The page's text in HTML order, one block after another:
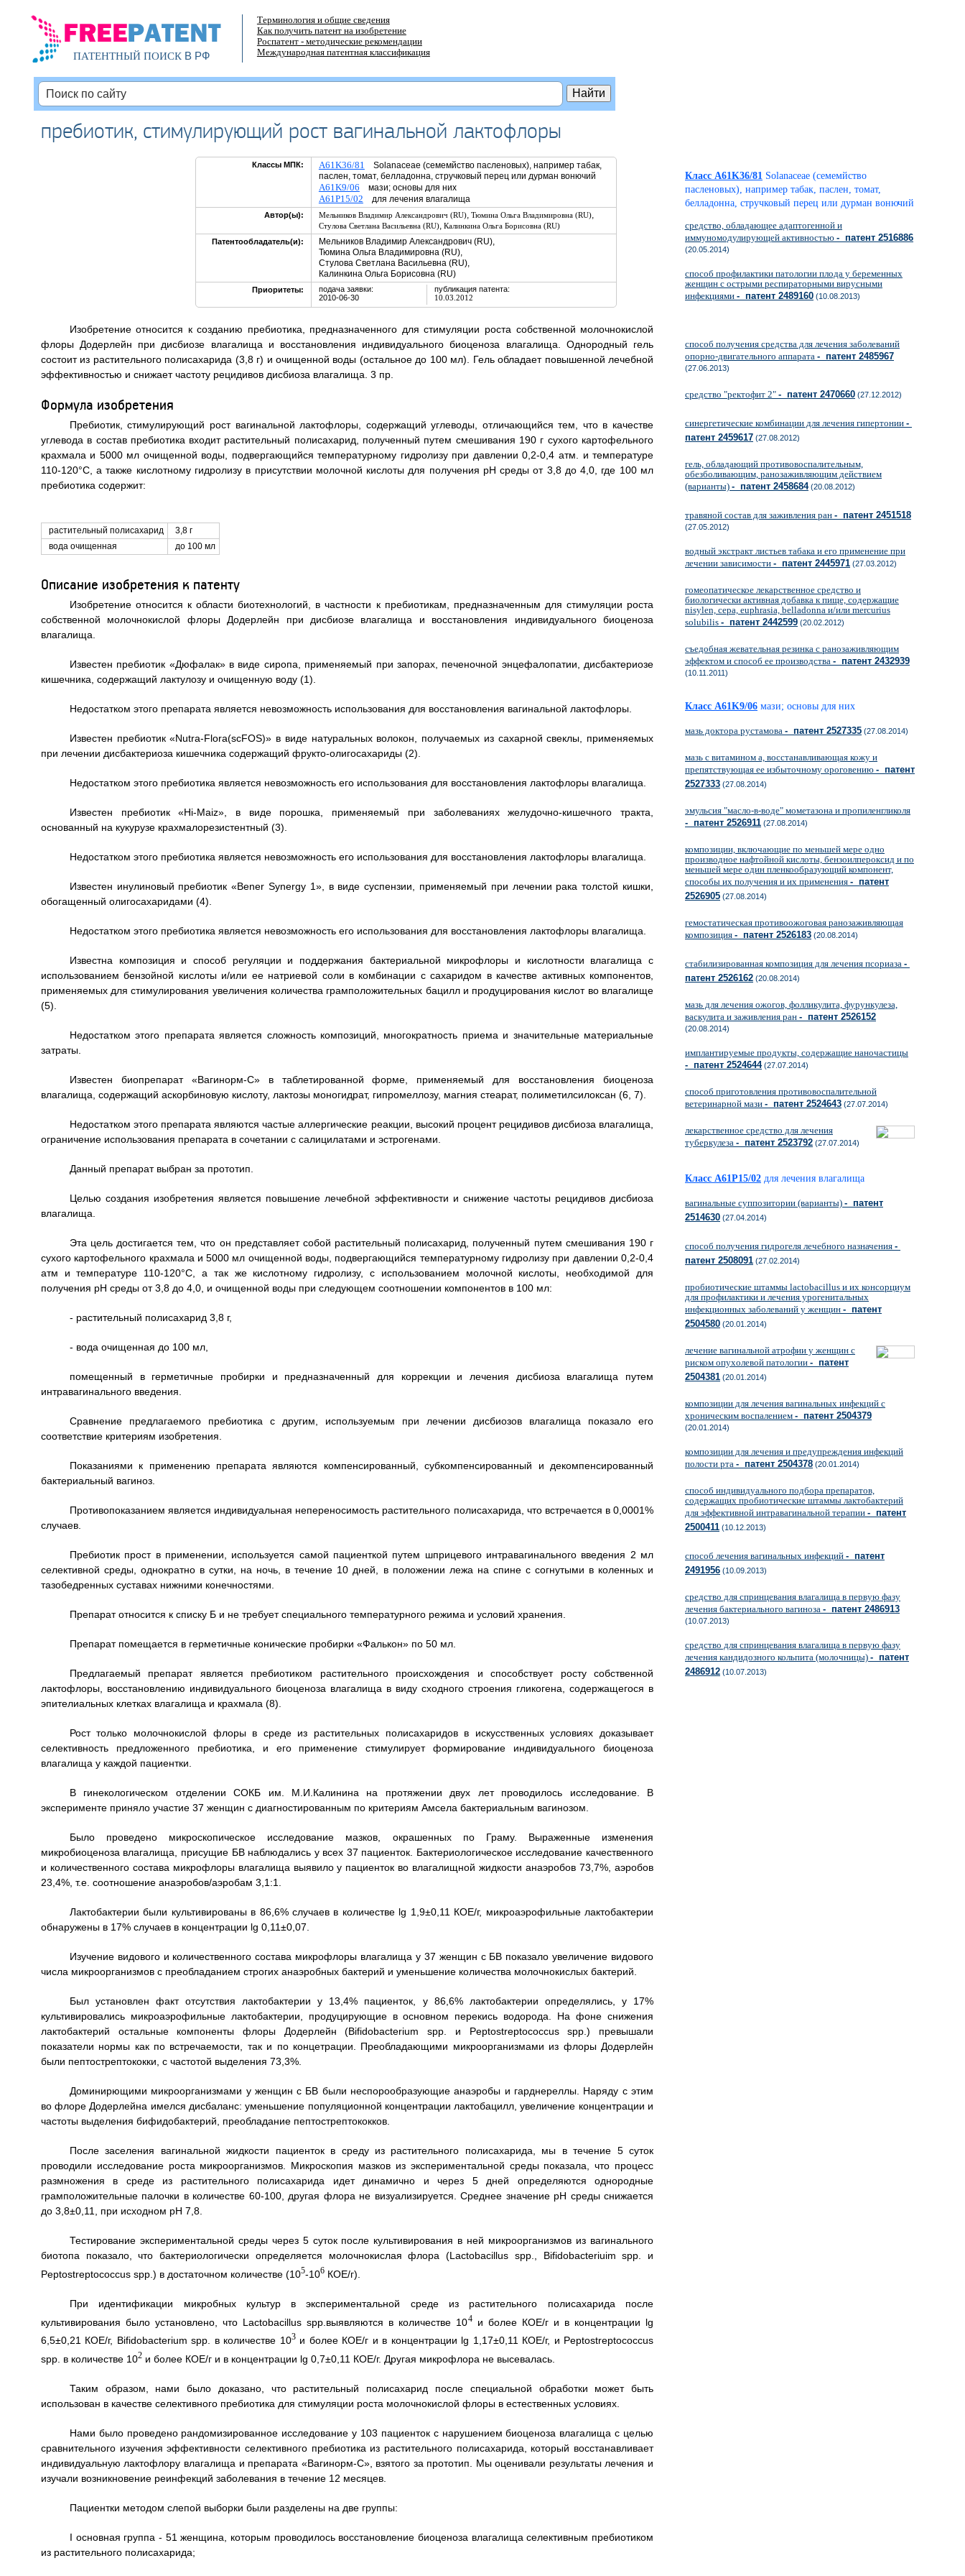
ПАТЕНТНЫЙ ПОИСКВ РФ
Терминология и общие сведения
Как получить патент на изобретение
Роспатент - методические рекомендации
Международная патентная классификация
пребиотик, стимулирующий рост вагинальной лактофлоры
Классы МПК: A61K36/81 Solanaceae (семемйство пасленовых), например табак,
паслен, томат, белладонна, стручковый перец или дурман вонючий
A61K9/06 мази; основы для них
A61P15/02 для лечения влагалища
Автор(ы): Мельников Владимир Александрович (RU), Тюмина Ольга Владимировна (RU),
Стулова Светлана Васильевна (RU), Калинкина Ольга Борисовна (RU)
Патентообладатель(и):
Мельников Владимир Александрович (RU),
Тюмина Ольга Владимировна (RU),
Стулова Светлана Васильевна (RU),
Калинкина Ольга Борисовна (RU)
Приоритеты:
подача заявки:
2010-06-30
публикация патента:
10.03.2012
Изобретение относится к созданию пребиотика, предназначенного для стимуляции роста собственной молочнокислой
флоры Додерлейн при дисбиозе влагалища и восстановления индивидуального биоценоза влагалища. Однородный гель
состоит из растительного полисахарида (3,8 г) и очищенной воды (остальное до 100 мл). Гель обладает повышенной лечебной
эффективностью и снижает частоту рецидивов дисбиоза влагалища. 3 пр.
Формула изобретения
Пребиотик, стимулирующий рост вагинальной лактофлоры, содержащий углеводы, отличающийся тем, что в качестве
углевода в состав пребиотика входит растительный полисахарид, полученный путем смешивания 190 г сухого картофельного
крахмала и 5000 мл очищенной воды, подвергающийся температурному гидролизу при давлении 0,2-0,4 атм. и температуре
110-120°С, а также кислотному гидролизу в присутствии молочной кислоты для получения pH среды от 3,8 до 4,0, где 100 мл
пребиотика содержит:
растительный полисахарид
3,8 г
вода очищенная
до 100 мл
Описание изобретения к патенту
Изобретение относится к области биотехнологий, в частности к пребиотикам, предназначенным для стимуляции роста
собственной молочнокислой флоры Додерлейн при дисбиозе влагалища и восстановления индивидуального биоценоза
влагалища.
Известен пребиотик «Дюфалак» в виде сиропа, применяемый при запорах, печеночной энцефалопатии, дисбактериозе
кишечника, содержащий лактулозу и очищенную воду (1).
Недостатком этого препарата является невозможность использования для восстановления вагинальной лактофлоры.
Известен пребиотик «Nutra-Flora(scFOS)» в виде натуральных волокон, получаемых из сахарной свеклы, применяемых
при лечении дисбактериоза кишечника содержащий фрукто-олигосахариды (2).
Недостатком этого пребиотика является невозможность его использования для восстановления лактофлоры влагалища.
Известен пребиотик «Hi-Maiz», в виде порошка, применяемый при заболеваниях желудочно-кишечного тракта,
основанный на кукурузе крахмалорезистентный (3).
Недостатком этого пребиотика является невозможность его использования для восстановления лактофлоры влагалища.
Известен инулиновый пребиотик «Bener Synergy 1», в виде суспензии, применяемый при лечении рака толстой кишки,
обогащенный олигосахаридами (4).
Недостатком этого пребиотика является невозможность его использования для восстановления лактофлоры влагалища.
Известна композиция и способ регуляции и поддержания бактериальной микрофлоры и кислотности влагалища с
использованием бензойной кислоты и/или ее натриевой соли в комбинации с сахаридом в качестве активных компонентов,
применяемых для стимулирования увеличения количества грамположительных бацилл и продуцирования кислот во влагалище
(5).
Недостатком этого препарата является сложность композиций, многократность приема и значительные материальные
затраты.
Известен биопрепарат «Вагинорм-С» в таблетированной форме, применяемый для восстановления биоценоза
влагалища, содержащий аскорбиновую кислоту, лактозы моногидрат, гипромеллозу, магния стеарат, полиметилсилоксан (6, 7).
Недостатком этого препарата являются частые аллергические реакции, высокий процент рецидивов дисбиоза влагалища,
ограничение использования препарата в сочетании с салицилатами и эстрогенами.
Данный препарат выбран за прототип.
Целью создания изобретения является повышение лечебной эффективности и снижение частоты рецидивов дисбиоза
влагалища.
Эта цель достигается тем, что он представляет собой растительный полисахарид, полученный путем смешивания 190 г
сухого картофельного крахмала и 5000 мл очищенной воды, подвергающийся температурному гидролизу при давлении 0,2-0,4
атм и температуре 110-120°С, а так же кислотному гидролизу, с использованием молочной кислоты, необходимой для
получения pH среды от 3,8 до 4,0, и очищенной воды при следующем соотношении компонентов в 100 мл:
- растительный полисахарид 3,8 г,
- вода очищенная до 100 мл,
помещенный в герметичные пробирки и предназначенный для коррекции и лечения дисбиоза влагалища путем
интравагинального введения.
Сравнение предлагаемого пребиотика с другим, используемым при лечении дисбиозов влагалища показало его
соответствие критериям изобретения.
Показаниями к применению препарата являются компенсированный, субкомпенсированный и декомпенсированный
бактериальный вагиноз.
Противопоказанием является индивидуальная непереносимость растительного полисахарида, что встречается в 0,0001%
случаев.
Пребиотик прост в применении, используется самой пациенткой путем шприцевого интравагинального введения 2 мл
селективной среды, однократно в сутки, на ночь, в течение 10 дней, в положении лежа на спине с согнутыми в коленных и
тазобедренных суставах нижними конечностями.
Препарат относится к списку Б и не требует специального температурного режима и условий хранения.
Препарат помещается в герметичные конические пробирки «Фалькон» по 50 мл.
Предлагаемый препарат является пребиотиком растительного происхождения и способствует росту собственной
лактофлоры, восстановлению индивидуального биоценоза влагалища в виду сходного строения гликогена, содержащегося в
эпителиальных клетках влагалища и крахмала (8).
Рост только молочнокислой флоры в среде из растительных полисахаридов в искусственных условиях доказывает
селективность предложенного пребиотика, и его применение стимулирует формирование индивидуального биоценоза
влагалища у каждой пациентки.
В гинекологическом отделении СОКБ им. М.И.Калинина на протяжении двух лет проводилось исследование. В
эксперименте приняло участие 37 женщин с диагностированным по критериям Амсела бактериальным вагинозом.
Было проведено микроскопическое исследование мазков, окрашенных по Граму. Выраженные изменения
микробиоценоза влагалища, присущие БВ наблюдались у всех 37 пациенток. Бактериологическое исследование качественного
и количественного состава микрофлоры влагалища выявило у пациенток во влагалищной жидкости анаэробов 73,7%, аэробов
23,4%, т.е. соотношение анаэробов/аэробам 3,1:1.
Лактобактерии были культивированы в 86,6% случаев в количестве lg 1,9±0,11 КОЕ/г, микроаэрофильные лактобактерии
обнаружены в 17% случаев в концентрации lg 0,11±0,07.
Изучение видового и количественного состава микрофлоры влагалища у 37 женщин с БВ показало увеличение видового
числа микроорганизмов с преобладанием строгих анаэробных бактерий и уменьшение количества молочнокислых бактерий.
Был установлен факт отсутствия лактобактерии у 13,4% пациенток, у 86,6% лактобактерии определялись, у 17%
культивировались микроаэрофильные лактобактерии, продуцирующие в основном перекись водорода. На фоне снижения
лактобактерий остальные компоненты флоры Додерлейн (Bifidobacterium spp. и Peptostreptococcus spp.) превышали
показатели нормы как по встречаемости, так и по концетрации. Преобладающими микроорганизмами из флоры Додерлейн
были пептострептококки, с частотой выделения 73,3%.
Доминирющими микроорганизмами у женщин с БВ были неспорообразующие анаэробы и гарднереллы. Наряду с этим
во флоре Додерлейна имелся дисбаланс: уменьшение популяционной концентрации лактобацилл, увеличение концентрации и
частоты выделения бифидобактерий, преобладание пептострептококков.
После заселения вагинальной жидкости пациенток в среду из растительного полисахарида, мы в течение 5 суток
проводили исследование роста микроорганизмов. Микроскопия мазков из экспериментальной среды показала, что процесс
размножения в среде из растительного полисахарида идет динамично и через 5 дней определяются однородные
грамположительные палочки в количестве 60-100, другая флора не визуализируется. Среднее значение pH среды снижается
до 3,8±0,11, при исходном pH 7,8.
Тестирование экспериментальной среды через 5 суток после культивирования в ней микроорганизмов из вагинального
биотопа показало, что бактериологически определяется молочнокислая флора (Lactobacillus spp., Bifidobacteriuim spp. и
Peptostreptococcus spp.) в достаточном количестве (105-106КОЕ/г).
При идентификации микробных культур в экспериментальной среде из растительного полисахарида после
культивирования было установлено, что Lactobacillus spp.выявляются в количестве 104и более КОЕ/г и в концентрации lg
6,5±0,21 КОЕ/г, Bifidobacterium spp. в количестве 103и более КОЕ/г и в концентрации lg 1,17±0,11 КОЕ/г, и Peptostreptococcus
spp. в количестве 102и более КОЕ/г и в концентрации lg 0,7±0,11 КОЕ/г. Другая микрофлора не высевалась.
Таким образом, нами было доказано, что растительный полисахарид после специальной обработки может быть
использован в качестве селективного пребиотика для стимуляции роста молочнокислой флоры в естественных условиях.
Нами было проведено рандомизированное исследование у 103 пациенток с нарушением биоценоза влагалища с целью
сравнительного изучения эффективности селективного пребиотика из растительного полисахарида, который восстанавливает
индивидуальную лактофлору влагалища и препарата «Вагинорм-С», взятого за прототип. Мы оценивали результаты лечения и
изучали возникновение реинфекций заболевания в течение 12 месяцев.
Пациентки методом слепой выборки были разделены на две группы:
I основная группа - 51 женщина, которым проводилось восстановление биоценоза влагалища селективным пребиотиком
из растительного полисахарида;
Класс A61K36/81 Solanaceae (семемйство
пасленовых), например табак, паслен, томат,
белладонна, стручковый перец или дурман вонючий
средство, обладающее адаптогенной и
иммуномодулирующей активностью - патент 2516886
(20.05.2014)
способ профилактики патологии плода у беременных
женщин с острыми респираторными вирусными
инфекциями - патент 2489160 (10.08.2013)
способ получения средства для лечения заболеваний
опорно-двигательного аппарата - патент 2485967
(27.06.2013)
средство "ректофит 2" - патент 2470660 (27.12.2012)
синергетические комбинации для лечения гипертонии -
патент 2459617 (27.08.2012)
гель, обладающий противовоспалительным,
обезболивающим, ранозаживляющим действием
(варианты) - патент 2458684(20.08.2012)
травяной состав для заживления ран - патент 2451518
(27.05.2012)
водный экстракт листьев табака и его применение при
лечении зависимости - патент 2445971 (27.03.2012)
гомеопатическое лекарственное средство и
биологически активная добавка к пище, содержащие
nisylen, сера, euphrasia, belladonna и/или mercurius
solubilis - патент 2442599 (20.02.2012)
съедобная жевательная резинка с ранозаживляющим
эффектом и способ ее производства - патент 2432939
(10.11.2011)
Класс A61K9/06 мази; основы для них
мазь доктора рустамова - патент 2527335 (27.08.2014)
мазь с витамином а, восстанавливающая кожу и
препятствующая ее избыточному ороговению - патент
2527333 (27.08.2014)
эмульсия "масло-в-воде" мометазона и пропиленгликоля
- патент 2526911 (27.08.2014)
композиции, включающие по меньшей мере одно
производное нафтойной кислоты, бензоилпероксид и по
меньшей мере один пленкообразующий компонент,
способы их получения и их применения - патент
2526905 (27.08.2014)
гемостатическая противоожоговая ранозаживляющая
композиция - патент 2526183 (20.08.2014)
стабилизированная композиция для лечения псориаза -
патент 2526162 (20.08.2014)
мазь для лечения ожогов, фолликулита, фурункулеза,
васкулита и заживления ран - патент 2526152
(20.08.2014)
имплантируемые продукты, содержащие наночастицы
- патент 2524644(27.07.2014)
способ приготовления противовоспалительной
ветеринарной мази - патент 2524643 (27.07.2014)
лекарственное средство для лечения
туберкулеза - патент 2523792 (27.07.2014)
Класс A61P15/02 для лечения влагалища
вагинальные суппозитории (варианты) - патент
2514630 (27.04.2014)
способ получения гидрогеля лечебного назначения -
патент 2508091 (27.02.2014)
пробиотические штаммы lactobacillus и их консорциум
для профилактики и лечения урогенитальных
инфекционных заболеваний у женщин - патент
2504580 (20.01.2014)
лечение вагинальной атрофии у женщин с
риском опухолевой патологии - патент
2504381 (20.01.2014)
композиции для лечения вагинальных инфекций с
хроническим воспалением - патент 2504379
(20.01.2014)
композиции для лечения и предупреждения инфекций
полости рта - патент 2504378 (20.01.2014)
способ индивидуального подбора препаратов,
содержащих пробиотические штаммы лактобактерий
для эффективной интравагинальной терапии - патент
2500411 (10.12.2013)
способ лечения вагинальных инфекций - патент
2491956 (10.09.2013)
средство для спринцевания влагалища в первую фазу
лечения бактериального вагиноза - патент 2486913
(10.07.2013)
средство для спринцевания влагалища в первую фазу
лечения кандидозного кольпита (молочницы) - патент
2486912 (10.07.2013)